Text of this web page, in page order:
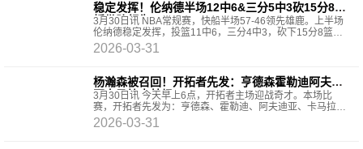
稳定发挥！伦纳德半场12中6&三分5中3砍15分8篮
板带队领先
3月30日讯 NBA常规赛，快船半场57-46领先雄鹿。上半场
伦纳德稳定发挥，投篮11中6，三分4中3，砍下15分8篮
板，其中3个前场篮板。
2026-03-31
杨瀚森被召回！开拓者先发：亨德森霍勒迪阿夫迪
亚卡马拉克林根
3月30日讯 今天早上6点，开拓者主场迎战奇才。本场比
赛，开拓者先发为：亨德森、霍勒迪、阿夫迪亚、卡马拉、
克林根。据主帅斯普利特表示罗威（背部）出战比赛。同时
2026-03-31